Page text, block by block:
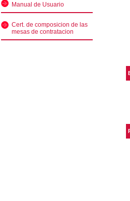
Manual de Usuario
Cert. de composicion de las
mesas de contratacion